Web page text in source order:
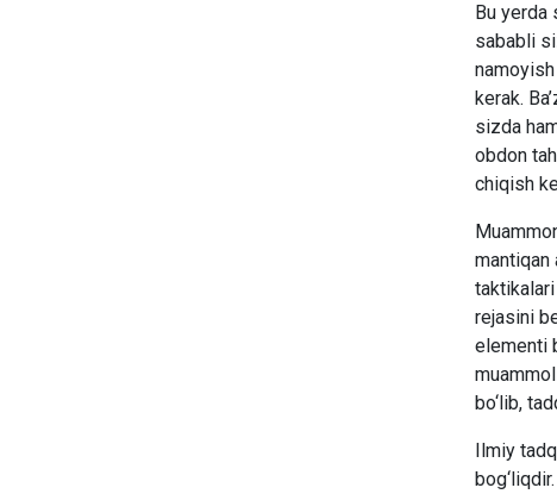
Bu yerda
sababli
kerak.
sizda
obdon
chiqish
mantiqan
rejasini
elementi
bo‘lib,
Ilmiy
bog‘liqdir.